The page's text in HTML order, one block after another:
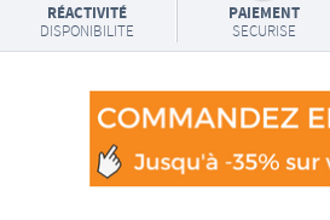
RÉACTIVITÉ
DISPONIBILITE
PAIEMENT
SECURISE